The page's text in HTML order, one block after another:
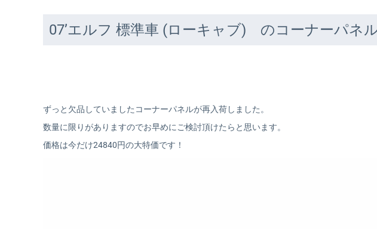
07’エルフ 標準車 (ローキャブ) のコーナーパネ
ずっと欠品していましたコーナーパネルが再入荷しました。
数量に限りがありますのでお早めにご検討頂けたらと思います。
価格は今だけ24840円の大特価です！